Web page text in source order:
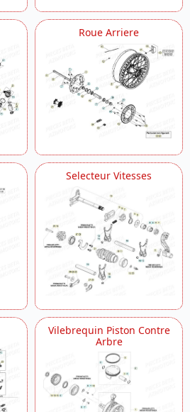
Roue Arriere
Selecteur Vitesses
Vilebrequin Piston Contre
Arbre